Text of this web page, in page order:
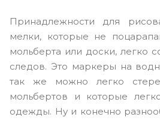
Принадлежности для
мелки, которые не
мольберта или доски, легко
следов. Это маркеры на
так же можно легко
мольбертов и которые
одежды. Ну и конечно